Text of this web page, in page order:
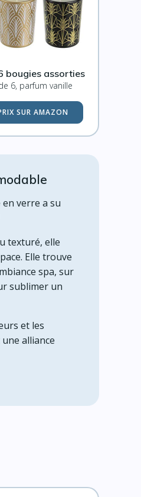
bougies assorties
6, parfum vanille
SUR AMAZON
verre a su
texturé, elle
Elle trouve
spa, sur
sublimer un
et les
alliance